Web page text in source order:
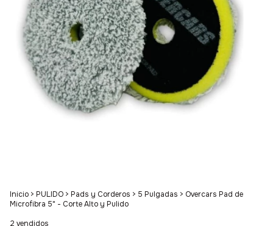
Inicio > PULIDO > Pads y Corderos > 5 Pulgadas > Overcars Pad de
Microfibra 5" - Corte Alto y Pulido
2 vendidos